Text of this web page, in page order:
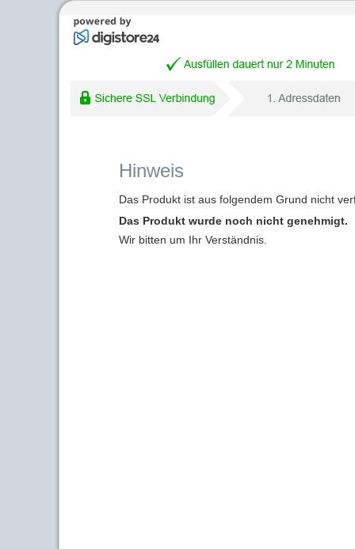
Hinweis
Das Produkt ist aus folgendem Grund nicht
Das Produkt wurde noch nicht genehmigt.
Wir bitten um Ihr Verständnis.